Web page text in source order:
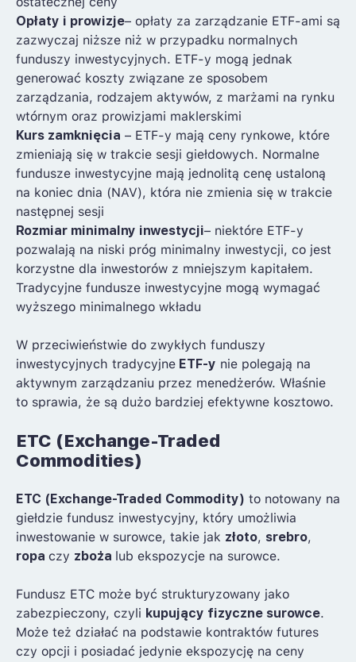
Opłaty i prowizje– opłaty za zarządzanie ETF-ami są
zazwyczaj niższe niż w przypadku normalnych
funduszy inwestycyjnych. ETF-y mogą jednak
generować koszty związane ze sposobem
zarządzania, rodzajem aktywów, z marżami na rynku
wtórnym oraz prowizjami maklerskimi
Kurs zamknięcia – ETF-y mają ceny rynkowe, które
zmieniają się w trakcie sesji giełdowych. Normalne
fundusze inwestycyjne mają jednolitą cenę ustaloną
na koniec dnia (NAV), która nie zmienia się w trakcie
następnej sesji
Rozmiar minimalny inwestycji– niektóre ETF-y
pozwalają na niski próg minimalny inwestycji, co jest
korzystne dla inwestorów z mniejszym kapitałem.
Tradycyjne fundusze inwestycyjne mogą wymagać
wyższego minimalnego wkładu
W przeciwieństwie do zwykłych funduszy
inwestycyjnych tradycyjne ETF-y nie polegają na
aktywnym zarządzaniu przez menedżerów. Właśnie
to sprawia, że są dużo bardziej efektywne kosztowo.
ETC (Exchange-Traded
Commodities)
ETC (Exchange-Traded Commodity) to notowany na
giełdzie fundusz inwestycyjny, który umożliwia
inwestowanie w surowce, takie jak złoto, srebro,
ropa czy zboża lub ekspozycje na surowce.
Fundusz ETC może być strukturyzowany jako
zabezpieczony, czyli kupujący fizyczne surowce.
Może też działać na podstawie kontraktów futures
czy opcji i posiadać jedynie ekspozycję na ceny